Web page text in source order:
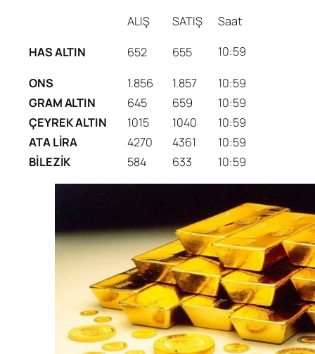
ALIŞ
SATIŞ
Saat
HAS ALTIN
652 655 10:59
ONS 1.856 1.857
10:59
GRAM ALTIN
645 659
10:59
ÇEYREK ALTIN
1015 1040
10:59
ATA LİRA
4270 4361
10:59
BİLEZİK
584 633 10:59